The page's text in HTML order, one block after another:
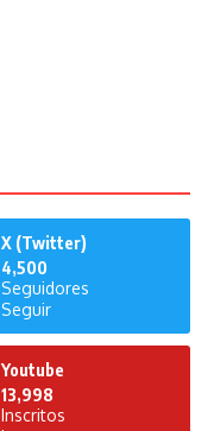
X (Twitter)
4,500
Seguidores
Seguir
Youtube
13,998
Inscritos